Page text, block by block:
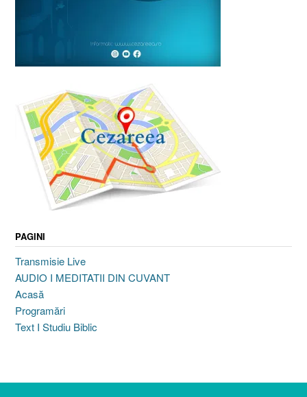
PAGINI
Transmisie Live
AUDIO I MEDITATII DIN CUVANT
Acasă
Programări
Text I Studiu Biblic